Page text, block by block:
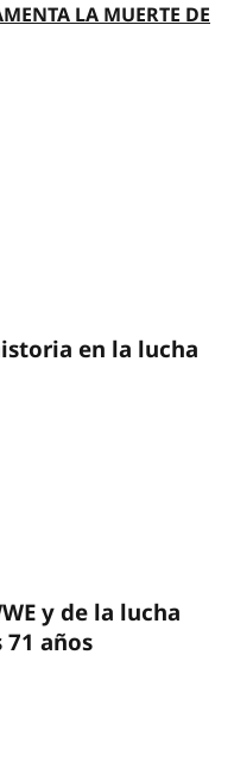
LA MUERTE DE
en la lucha
y de la lucha
años